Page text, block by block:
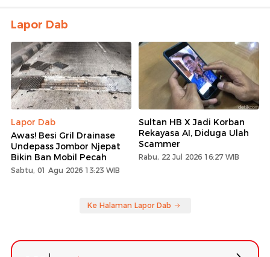
Lapor Dab
Lapor Dab
Awas! Besi Gril Drainase
Undepass Jombor Njepat
Bikin Ban Mobil Pecah
Sabtu, 01 Agu 2026 13:23 WIB
Sultan HB X Jadi Korban
Rekayasa AI, Diduga Ulah
Scammer
Rabu, 22 Jul 2026 16:27 WIB
Ke Halaman Lapor Dab